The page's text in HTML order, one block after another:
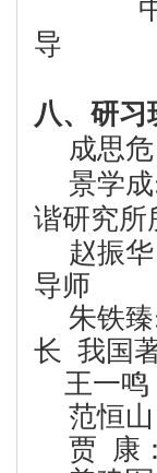
导
八、 研习
成思危
景学成
谐研究所
赵振
导师
朱铁臻
长 我国
王一鸣
范恒
贾 康